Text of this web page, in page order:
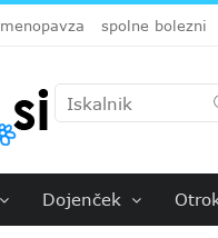
menopavza spolne bolezni
Dojenček